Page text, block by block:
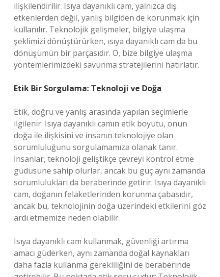
ilişkilendirilir. Isıya dayanıklı cam, yalnızca dış
etkenlerden değil, yanlış bilgiden de korunmak için
kullanılır. Teknolojik gelişmeler, bilgiye ulaşma
şeklimizi dönüştürürken, ısıya dayanıklı cam da bu
dönüşümün bir parçasıdır. O, bize bilgiye ulaşma
yöntemlerimizdeki savunma stratejilerini hatırlatır.
Etik Bir Sorgulama: Teknoloji ve Doğa
Etik, doğru ve yanlış arasında yapılan seçimlerle
ilgilenir. Isıya dayanıklı camın etik boyutu, onun
doğa ile ilişkisini ve insanın teknolojiye olan
sorumluluğunu sorgulamamıza olanak tanır.
İnsanlar, teknoloji geliştikçe çevreyi kontrol etme
güdüsüne sahip olurlar, ancak bu güç aynı zamanda
sorumlulukları da beraberinde getirir. Isıya dayanıklı
cam, doğanın felaketlerinden korunma çabasıdır,
ancak bu, teknolojinin doğa üzerindeki etkilerini göz
ardı etmemize neden olabilir.
Isıya dayanıklı cam kullanmak, güvenliği artırma
amacı güderken, aynı zamanda doğal kaynakları
daha fazla kullanma gerekliliğini de beraberinde